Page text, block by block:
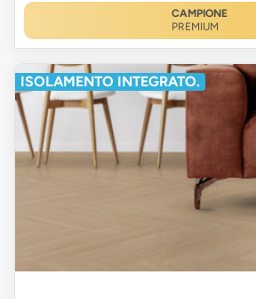
CAMPIONE
PREMIUM
ISOLAMENTO INTEGRATO.